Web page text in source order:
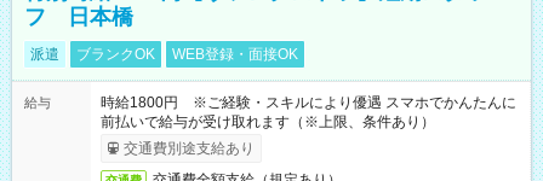
フ 日本橋
派遣 ブランクOK WEB登録・面接OK
給与
時給1800円 ※ご経験・スキルにより優遇 スマホでかんたんに
前払いで給与が受け取れます（※上限、条件あり）
交通費別途支給あり